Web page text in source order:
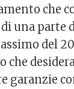
che
una
del
che
garanzie